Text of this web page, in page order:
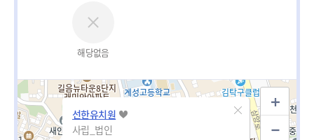
해당없음
선한유치원
사립_법인